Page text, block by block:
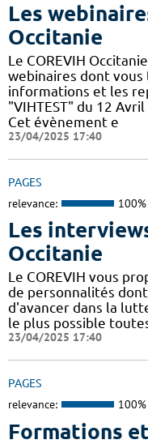
Les
Occitanie
Le COREVIH
webinaires dont
informations et les
"VIHTEST" du 12
Cet évènement e
23/04/2025 17:40
PAGES
relevance: 100%
Les
Occitanie
Le COREVIH vous
de personnalités
d'avancer dans la
le plus possible
23/04/2025 17:40
PAGES
relevance: 100%
Formations